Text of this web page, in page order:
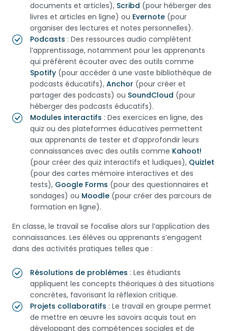
documents et articles), Scribd (pour héberger des
livres et articles en ligne) ou Evernote (pour
organiser des lectures et notes personnelles).
Podcasts : Des ressources audio complètent
l’apprentissage, notamment pour les apprenants
qui préfèrent écouter avec des outils comme
Spotify (pour accéder à une vaste bibliothèque de
podcasts éducatifs), Anchor (pour créer et
partager des podcasts) ou SoundCloud (pour
héberger des podcasts éducatifs).
Modules interactifs : Des exercices en ligne, des
quiz ou des plateformes éducatives permettent
aux apprenants de tester et d’approfondir leurs
connaissances avec des outils comme Kahoot!
(pour créer des quiz interactifs et ludiques), Quizlet
(pour des cartes mémoire interactives et des
tests), Google Forms (pour des questionnaires et
sondages) ou Moodle (pour créer des parcours de
formation en ligne).
En classe, le travail se focalise alors sur l’application des
connaissances. Les élèves ou apprenants s’engagent
dans des activités pratiques telles que :
Résolutions de problèmes : Les étudiants
appliquent les concepts théoriques à des situations
concrètes, favorisant la réflexion critique.
Projets collaboratifs : Le travail en groupe permet
de mettre en œuvre les savoirs acquis tout en
développant des compétences sociales et de